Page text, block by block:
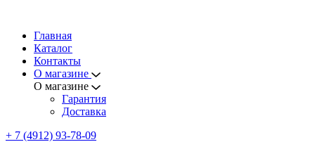
Главная
Каталог
Контакты
О магазине
О магазине
Гарантия
Доставка
+ 7 (4912) 93-78-09